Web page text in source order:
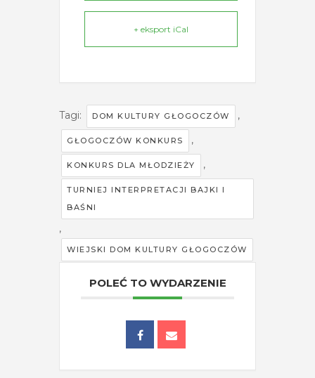
+ eksport iCal
Tagi: DOM KULTURY GŁOGOCZÓW ,
GŁOGOCZÓW KONKURS ,
KONKURS DLA MŁODZIEŻY ,
TURNIEJ INTERPRETACJI BAJKI I
BAŚNI
,
WIEJSKI DOM KULTURY GŁOGOCZÓW
POLEĆ TO WYDARZENIE